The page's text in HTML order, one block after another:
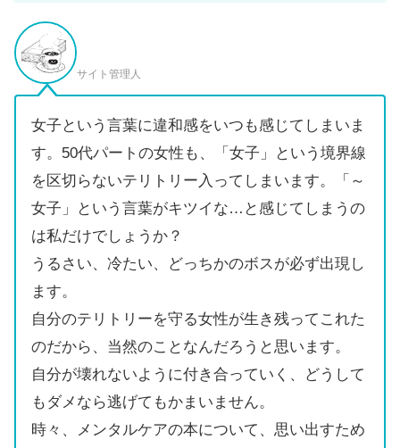
サイト管理人
女子という言葉に違和感をいつも感じてしまいま
す。50代パートの女性も、「女子」という境界線
を区切らないテリトリー入ってしまいます。「～
女子」という言葉がキツイな…と感じてしまうの
は私だけでしょうか？
うるさい、冷たい、どっちかのボスが必ず出現し
ます。
自分のテリトリーを守る女性が生き残ってこれた
のだから、当然のことなんだろうと思います。
自分が壊れないように付き合っていく、どうして
もダメなら逃げてもかまいません。
時々、メンタルケアの本について、思い出すため